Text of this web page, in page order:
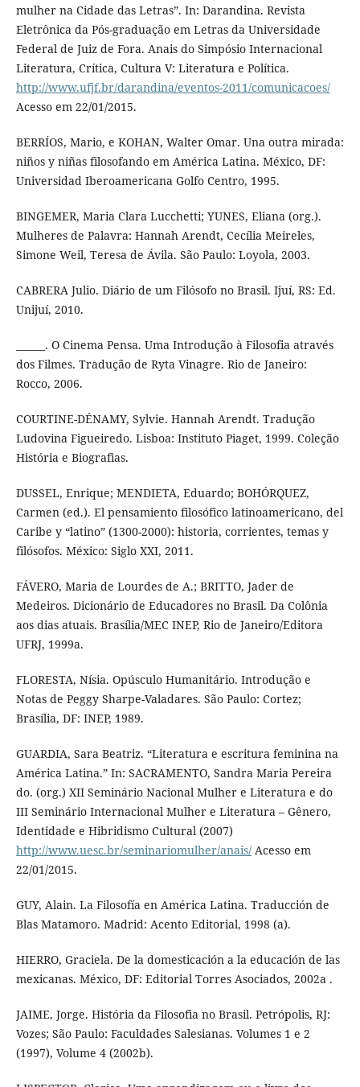
mulher na Cidade das Letras”. In: Darandina. Revista
Eletrônica da Pós-graduação em Letras da Universidade
Federal de Juiz de Fora. Anais do Simpósio Internacional
Literatura, Crítica, Cultura V: Literatura e Política.
http://www.ufjf.br/darandina/eventos-2011/comunicacoes/
Acesso em 22/01/2015.
BERRÍOS, Mario, e KOHAN, Walter Omar. Una outra mirada:
niños y niñas filosofando em América Latina. México, DF:
Universidad Iberoamericana Golfo Centro, 1995.
BINGEMER, Maria Clara Lucchetti; YUNES, Eliana (org.).
Mulheres de Palavra: Hannah Arendt, Cecília Meireles,
Simone Weil, Teresa de Ávila. São Paulo: Loyola, 2003.
CABRERA Julio. Diário de um Filósofo no Brasil. Ijuí, RS: Ed.
Unijuí, 2010.
______. O Cinema Pensa. Uma Introdução à Filosofia através
dos Filmes. Tradução de Ryta Vinagre. Rio de Janeiro:
Rocco, 2006.
COURTINE-DÉNAMY, Sylvie. Hannah Arendt. Tradução
Ludovina Figueiredo. Lisboa: Instituto Piaget, 1999. Coleção
História e Biografias.
DUSSEL, Enrique; MENDIETA, Eduardo; BOHÓRQUEZ,
Carmen (ed.). El pensamiento filosófico latinoamericano, del
Caribe y “latino” (1300-2000): historia, corrientes, temas y
filósofos. México: Siglo XXI, 2011.
FÁVERO, Maria de Lourdes de A.; BRITTO, Jader de
Medeiros. Dicionário de Educadores no Brasil. Da Colônia
aos dias atuais. Brasília/MEC INEP, Rio de Janeiro/Editora
UFRJ, 1999a.
FLORESTA, Nísia. Opúsculo Humanitário. Introdução e
Notas de Peggy Sharpe-Valadares. São Paulo: Cortez;
Brasília, DF: INEP, 1989.
GUARDIA, Sara Beatriz. “Literatura e escritura feminina na
América Latina.” In: SACRAMENTO, Sandra Maria Pereira
do. (org.) XII Seminário Nacional Mulher e Literatura e do
III Seminário Internacional Mulher e Literatura – Gênero,
Identidade e Hibridismo Cultural (2007)
http://www.uesc.br/seminariomulher/anais/Acesso em
22/01/2015.
GUY, Alain. La Filosofía en América Latina. Traducción de
Blas Matamoro. Madrid: Acento Editorial, 1998 (a).
HIERRO, Graciela. De la domesticación a la educación de las
mexicanas. México, DF: Editorial Torres Asociados, 2002a .
JAIME, Jorge. História da Filosofia no Brasil. Petrópolis, RJ:
Vozes; São Paulo: Faculdades Salesianas. Volumes 1 e 2
(1997), Volume 4 (2002b).